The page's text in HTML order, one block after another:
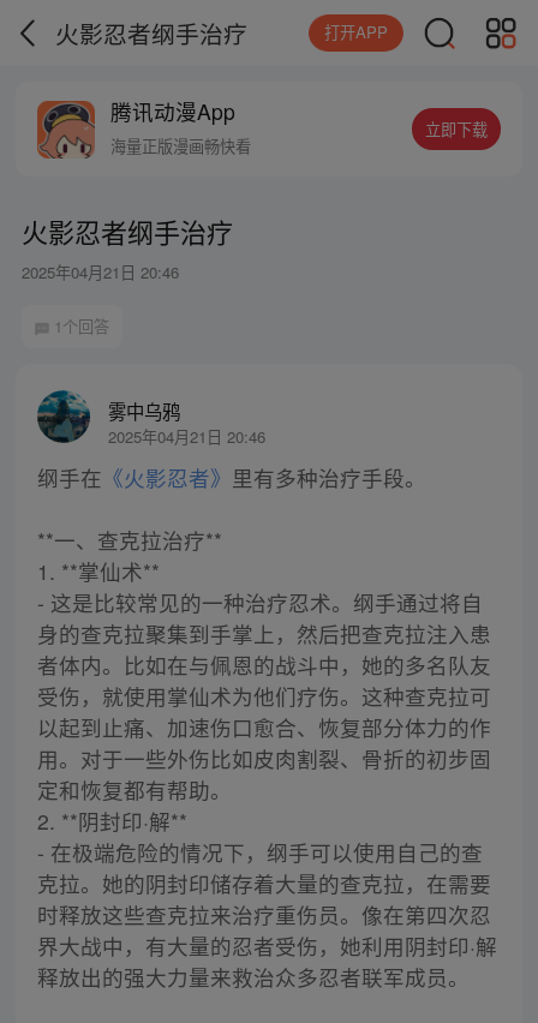
火影忍者纲手治疗 打开APP
腾讯动漫App
海量正版漫画畅快看
立即下载
火影忍者纲手治疗
2025年04月21日 20:46
1个回答
雾中乌鸦
2025年04月21日 20:46
纲手在 《火影忍者》 里有多种治疗手段。
**一、查克拉治疗**
1. **掌仙术**
- 这是比较常见的一种治疗忍术。纲手通过将自
身的查克拉聚集到手掌上，然后把查克拉注入患
者体内。比如在与佩恩的战斗中，她的多名队友
受伤，就使用掌仙术为他们疗伤。这种查克拉可
以起到止痛、加速伤口愈合、恢复部分体力的作
用。对于一些外伤比如皮肉割裂、骨折的初步固
定和恢复都有帮助。
2. **阴封印·解**
- 在极端危险的情况下，纲手可以使用自己的查
克拉。她的阴封印储存着大量的查克拉，在需要
时释放这些查克拉来治疗重伤员。像在第四次忍
界大战中，有大量的忍者受伤，她利用阴封印·解
释放出的强大力量来救治众多忍者联军成员。